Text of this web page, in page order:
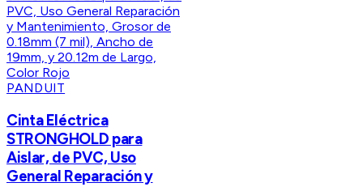
PANDUIT
Cinta Eléctrica
STRONGHOLD para
Aislar, de PVC, Uso
General Reparación y